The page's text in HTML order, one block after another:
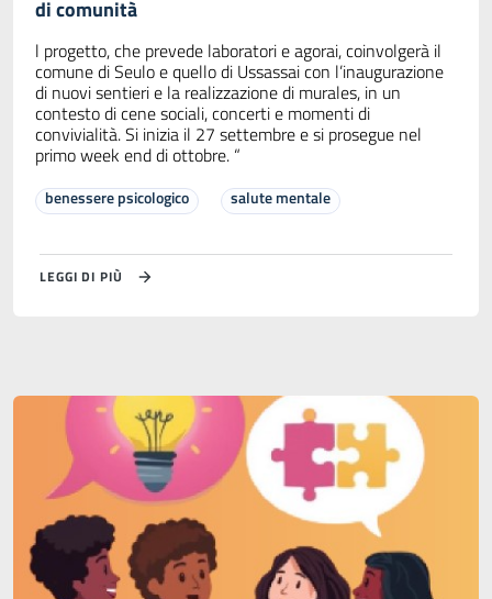
di comunità
l progetto, che prevede laboratori e agorai, coinvolgerà il
comune di Seulo e quello di Ussassai con l’inaugurazione
di nuovi sentieri e la realizzazione di murales, in un
contesto di cene sociali, concerti e momenti di
convivialità. Si inizia il 27 settembre e si prosegue nel
primo week end di ottobre. “
benessere psicologico salute mentale
LEGGI DI PIÙ